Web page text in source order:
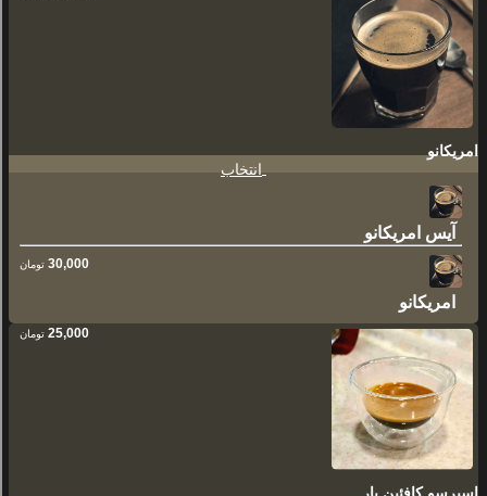
امریکانو
انتخاب
آیس امریکانو
30,000 تومان
امریکانو
25,000 تومان